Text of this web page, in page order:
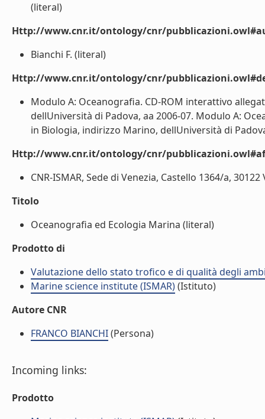
(literal)
Http://www.cnr.it/ontology/cnr/
Bianchi F. (literal)
Http://www.cnr.it/ontology/cnr/
Modulo A: Oceanografia. CD-ROM interattivo
dellUniversità di Padova, aa 2006-07. Modulo A:
in Biologia, indirizzo Marino, dellUniversità di
Http://www.cnr.it/ontology/cnr/
CNR-ISMAR, Sede di Venezia, Castello 1364/a,
Titolo
Oceanografia ed Ecologia Marina (literal)
Prodotto di
Valutazione dello stato trofico e di qualità degli
Marine science institute (ISMAR)(Istituto)
Autore CNR
FRANCO BIANCHI(Persona)
Incoming links:
Prodotto